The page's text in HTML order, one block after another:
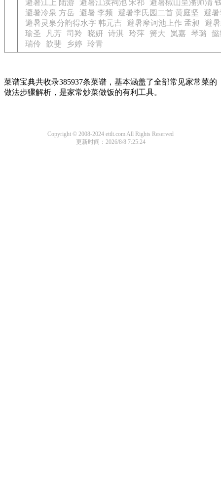
避暑江上 陆游
避暑江渎祠池 宋祁
避暑椒山呈潘师清
避暑冷泉 方岳
避暑 李频 避暑李氏园二首 黄庭坚
避
避暑灵泉分韵得水字 韩元吉
避暑摩诃池上作 孟昶
避
瑜圣
凡芳 司羚 晓妍 诗淇 玲萍 簧大 岚嘉 琴璐
懿
瑞伶
歆斐 乡婷 玲青
菜谱宝典共收录385937条菜谱，基本涵盖了全部常见家常菜的
做法步骤解析，是家常炒菜做饭的有利工具。
Copyright © 2008-2024 ettlt.com All Rights Reserved
更新时间：2026/8/8 7:25:24